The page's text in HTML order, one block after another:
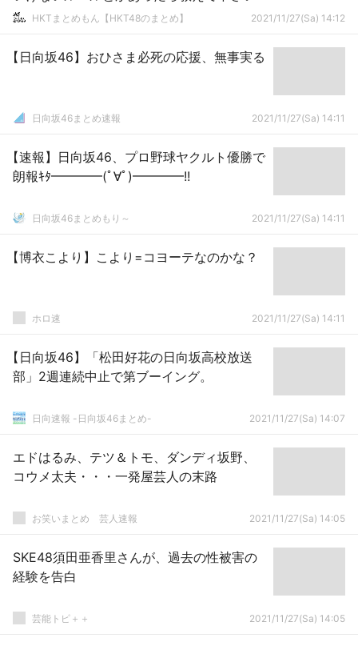
HKTまとめもん【HKT48のまとめ】 2021/11/27(Sa) 14:12
【日向坂46】おひさま必死の応援、無事実る
日向坂46まとめ速報 2021/11/27(Sa) 14:11
【速報】日向坂46、プロ野球ヤクルト優勝で
朗報ｷﾀ━━━━(ﾟ∀ﾟ)━━━━!!
日向坂46まとめもり～ 2021/11/27(Sa) 14:11
【博衣こより】こより=コヨーテなのかな？
ホロ速 2021/11/27(Sa) 14:11
【日向坂46】「松田好花の日向坂高校放送
部」2週連続中止で第ブーイング。
日向速報 -日向坂46まとめ- 2021/11/27(Sa) 14:07
エドはるみ、テツ＆トモ、ダンディ坂野、
コウメ太夫・・・一発屋芸人の末路
お笑いまとめ 芸人速報 2021/11/27(Sa) 14:05
SKE48須田亜香里さんが、過去の性被害の
経験を告白
芸能トピ＋＋ 2021/11/27(Sa) 14:05